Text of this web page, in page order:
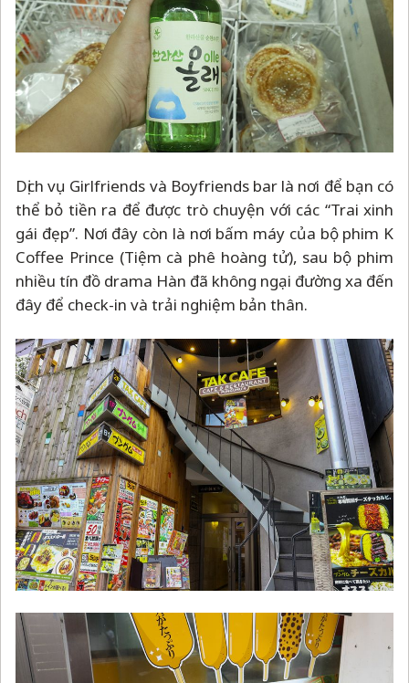
Dịch vụ Girlfriends và Boyfriends bar là nơi để bạn có
thể bỏ tiền ra để được trò chuyện với các “Trai xinh
gái đẹp”. Nơi đây còn là nơi bấm máy của bộ phim K
Coffee Prince (Tiệm cà phê hoàng tử), sau bộ phim
nhiều tín đồ drama Hàn đã không ngại đường xa đến
đây để check-in và trải nghiệm bản thân.